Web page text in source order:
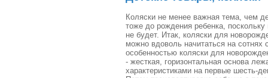
Коляски не менее важная тема, чем
тоже до рождения ребенка,
не будет. Итак, коляски для
можно вдоволь начитаться на
особенностью коляски для
- жесткая, горизонтальная основа
характеристиками на первые шесть-